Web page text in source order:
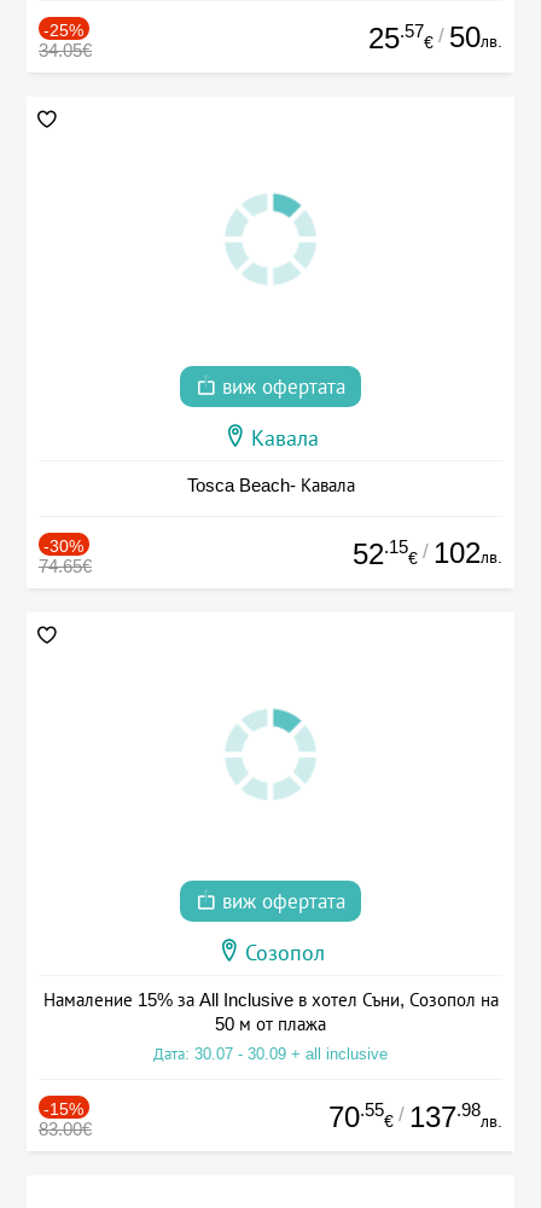
-25%
34.05€ 25.57
€ / 50лв.
виж офертата
Кавала
Tosca Beach- Кавала
-30%
74.65€ 52.15
€ / 102лв.
виж офертата
Созопол
Намаление 15% за All Inclusive в хотел Съни, Созопол на
50 м от плажа
Дата: 30.07 - 30.09 + all inclusive
-15%
83.00€ 70.55
€ / 137.98
лв.